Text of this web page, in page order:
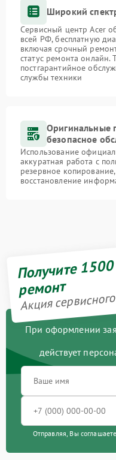
Широкий
Сервисный центр Acer
всей РФ, бесплатную
включая срочный
статус ремонта онлайн.
постгарантийное
службы техники
Оригинальные
безопасное
Использование
аккуратная работа с
резервное
восстановление
Получите
ремонт
Акция
При оформлении
действует
Отправляя, Вы